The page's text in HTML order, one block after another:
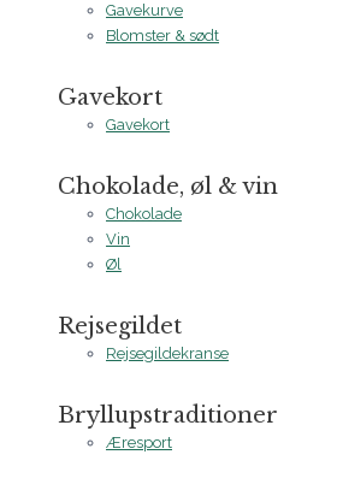
Gavekurve
Blomster & sødt
Gavekort
Gavekort
Chokolade, øl & vin
Chokolade
Vin
Øl
Rejsegildet
Rejsegildekranse
Bryllupstraditioner
Æresport